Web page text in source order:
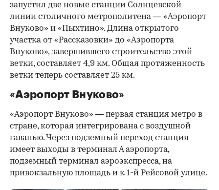
запустил две новые станции Солнцевской
линии столичного метрополитена — «Аэропорт
Внуково» и «Пыхтино». Длина открытого
участка от «Рассказовки» до «Аэропорта
Внуково», завершившего строительство этой
ветки, составляет 4,9 км. Общая протяженность
ветки теперь составляет 25 км.
«Аэропорт Внуково»
«Аэропорт Внуково» — первая станция метро в
стране, которая интегрирована с воздушной
гаванью. Через подземный переход станция
имеет выходы в терминал А аэропорта,
подземный терминал аэроэкспресса, на
привокзальную площадь и к 1-й Рейсовой улице.